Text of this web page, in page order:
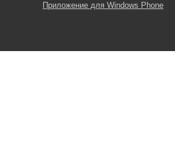
Приложение для Windows Phone